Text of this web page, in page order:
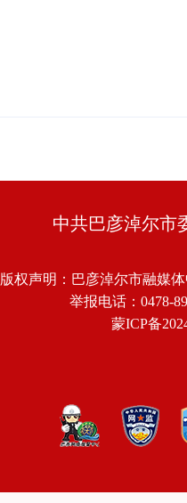
中共巴彦淖尔市
版权声明：巴彦淖尔市融媒
举报电话：0478-
蒙ICP备